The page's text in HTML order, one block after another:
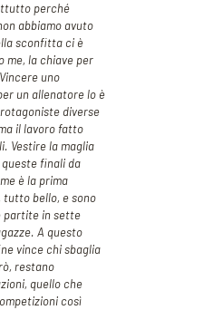
perché
abbiamo avuto
sconfitta ci è
me, la chiave per
uno
un allenatore lo è
diverse
il lavoro fatto
Vestire la maglia
queste finali da
è la prima
tutto bello, e sono
partite in sette
A questo
vince chi sbaglia
restano
quello che
così